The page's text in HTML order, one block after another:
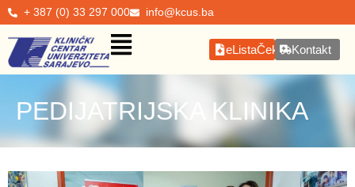
+ 387 (0) 33 297 000 info@kcus.ba
eListaČekanjaKontakt
PEDIJATRIJSKA KLINIKA